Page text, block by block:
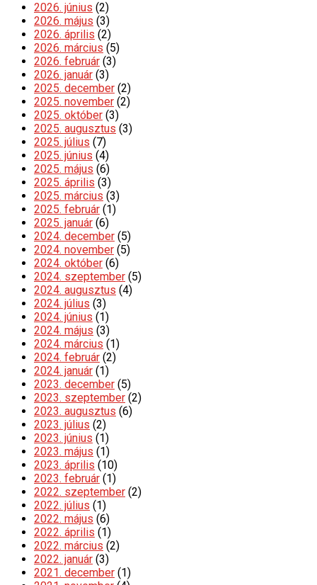
2026. június (2)
2026. május (3)
2026. április (2)
2026. március (5)
2026. február (3)
2026. január (3)
2025. december (2)
2025. november (2)
2025. október (3)
2025. augusztus (3)
2025. július (7)
2025. június (4)
2025. május (6)
2025. április (3)
2025. március (3)
2025. február (1)
2025. január (6)
2024. december (5)
2024. november (5)
2024. október (6)
2024. szeptember (5)
2024. augusztus (4)
2024. július (3)
2024. június (1)
2024. május (3)
2024. március (1)
2024. február (2)
2024. január (1)
2023. december (5)
2023. szeptember (2)
2023. augusztus (6)
2023. július (2)
2023. június (1)
2023. május (1)
2023. április (10)
2023. február (1)
2022. szeptember (2)
2022. július (1)
2022. május (6)
2022. április (1)
2022. március (2)
2022. január (3)
2021. december (1)